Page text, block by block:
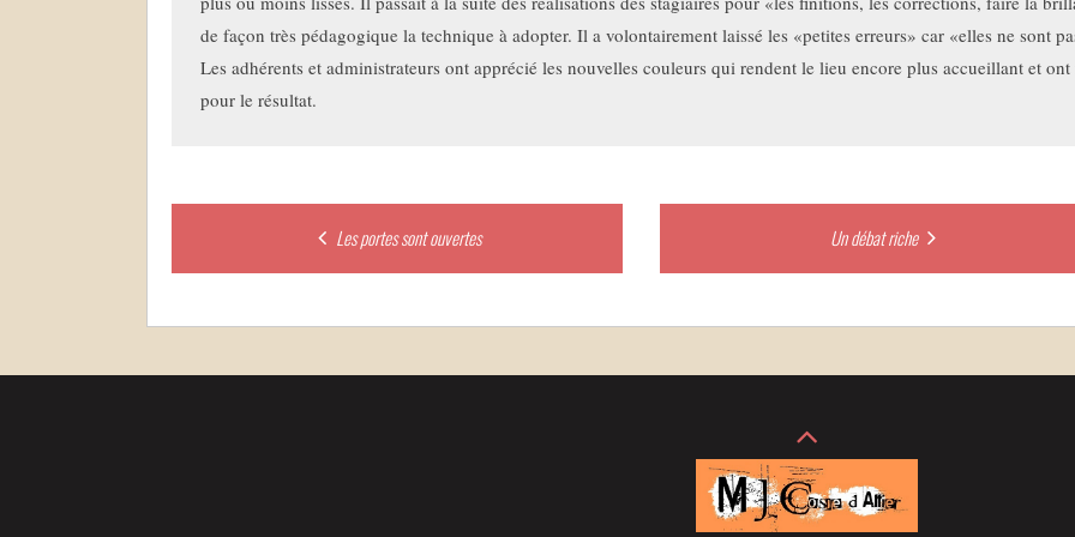
de façon très pédagogique la technique à adopter. Il a volontairement laissé les «petites erreurs» car «elles ne sont
Les adhérents et administrateurs ont apprécié les nouvelles couleurs qui rendent le lieu encore plus accueillant et ont
pour le résultat.
navigation
Les portes sont ouvertes Un débat riche